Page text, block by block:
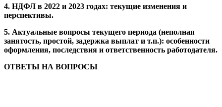
4. НДФЛ в 2022 и 2023 годах: текущие изменения и
перспективы.
5. Актуальные вопросы текущего периода (неполная
занятость, простой, задержка выплат и т.п.): особенности
оформления, последствия и ответственность работодателя.
ОТВЕТЫ НА ВОПРОСЫ